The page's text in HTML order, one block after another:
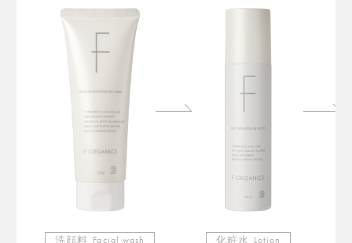
洗顔料 Facial wash 化粧水 Lotion